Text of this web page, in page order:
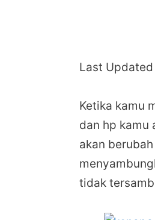
Last
Ketika kamu
dan hp kamu
akan
tidak